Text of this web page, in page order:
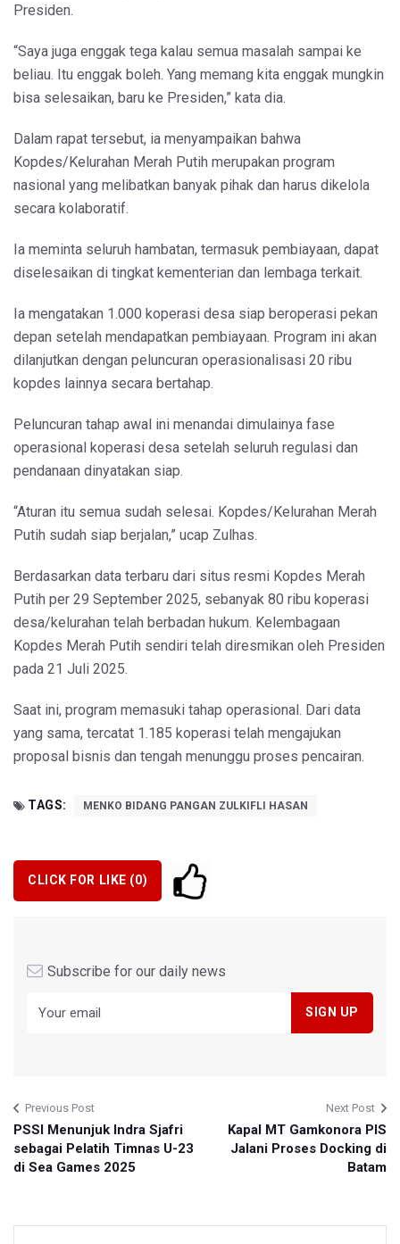
Presiden.
“Saya juga enggak tega kalau semua masalah sampai ke
beliau. Itu enggak boleh. Yang memang kita enggak mungkin
bisa selesaikan, baru ke Presiden,” kata dia.
Dalam rapat tersebut, ia menyampaikan bahwa
Kopdes/Kelurahan Merah Putih merupakan program
nasional yang melibatkan banyak pihak dan harus dikelola
secara kolaboratif.
Ia meminta seluruh hambatan, termasuk pembiayaan, dapat
diselesaikan di tingkat kementerian dan lembaga terkait.
Ia mengatakan 1.000 koperasi desa siap beroperasi pekan
depan setelah mendapatkan pembiayaan. Program ini akan
dilanjutkan dengan peluncuran operasionalisasi 20 ribu
kopdes lainnya secara bertahap.
Peluncuran tahap awal ini menandai dimulainya fase
operasional koperasi desa setelah seluruh regulasi dan
pendanaan dinyatakan siap.
“Aturan itu semua sudah selesai. Kopdes/Kelurahan Merah
Putih sudah siap berjalan,” ucap Zulhas.
Berdasarkan data terbaru dari situs resmi Kopdes Merah
Putih per 29 September 2025, sebanyak 80 ribu koperasi
desa/kelurahan telah berbadan hukum. Kelembagaan
Kopdes Merah Putih sendiri telah diresmikan oleh Presiden
pada 21 Juli 2025.
Saat ini, program memasuki tahap operasional. Dari data
yang sama, tercatat 1.185 koperasi telah mengajukan
proposal bisnis dan tengah menunggu proses pencairan.
TAGS: MENKO BIDANG PANGAN ZULKIFLI HASAN
CLICK FOR LIKE (0)
Subscribe for our daily news
Previous Post
PSSI Menunjuk Indra Sjafri
sebagai Pelatih Timnas U-23
di Sea Games 2025
Next Post
Kapal MT Gamkonora PIS
Jalani Proses Docking di
Batam